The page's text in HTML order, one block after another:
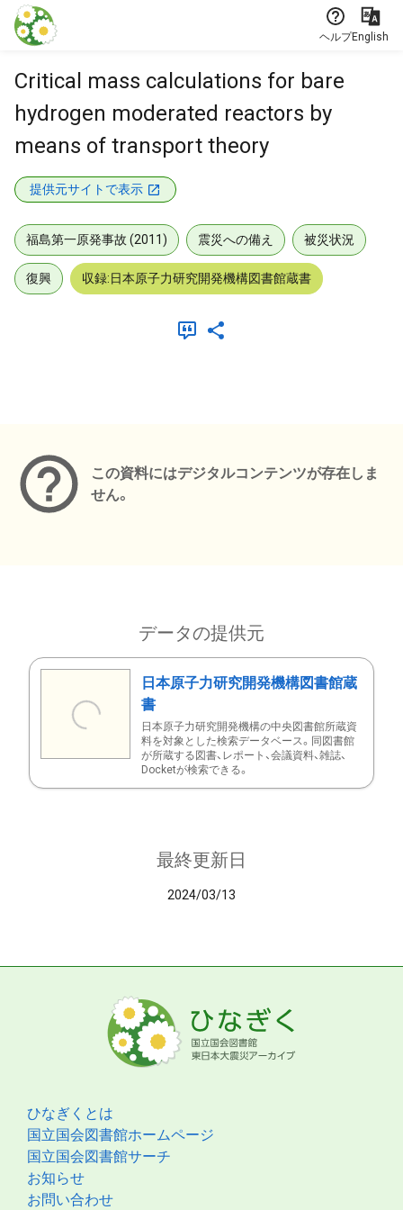
本文に飛ぶ
ヘルプEnglish
Critical mass calculations for bare
hydrogen moderated reactors by
means of transport theory
提供元サイトで表示
福島第一原発事故 (2011) 震災への備え 被災状況
復興 収録:日本原子力研究開発機構図書館蔵書
この資料にはデジタルコンテンツが存在しま
せん。
データの提供元
日本原子力研究開発機構図書館蔵
書
日本原子力研究開発機構の中央図書館所蔵資
料を対象とした検索データベース。同図書館
が所蔵する図書、レポート、会議資料、雑誌、
Docketが検索できる。
最終更新日
2024/03/13
ひなぎくとは
国立国会図書館ホームページ
国立国会図書館サーチ
お知らせ
お問い合わせ